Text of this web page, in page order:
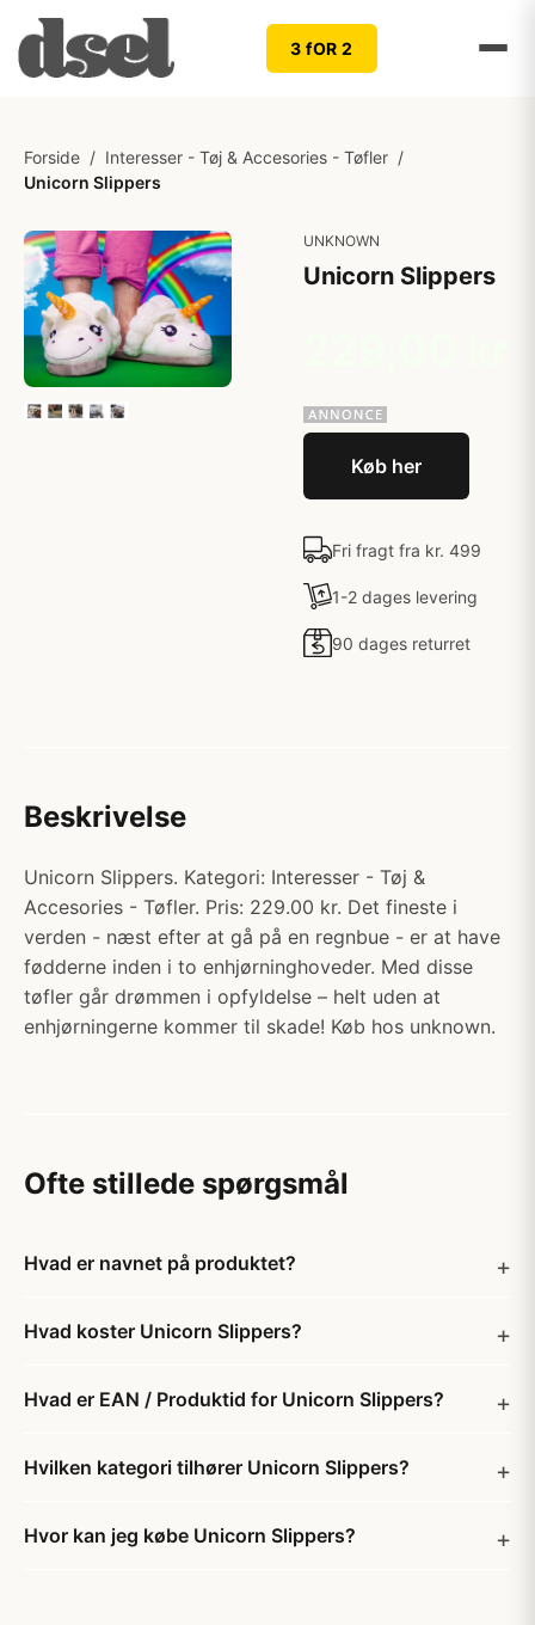
3 fOR 2
Forside / Interesser - Tøj & Accesories - Tøfler /
Unicorn Slippers
UNKNOWN
Unicorn Slippers
Køb her
Fri fragt fra kr. 499
1-2 dages levering
90 dages returret
Beskrivelse
Unicorn Slippers. Kategori: Interesser - Tøj &
Accesories - Tøfler. Pris: 229.00 kr. Det fineste i
verden - næst efter at gå på en regnbue - er at have
fødderne inden i to enhjørninghoveder. Med disse
tøfler går drømmen i opfyldelse – helt uden at
enhjørningerne kommer til skade! Køb hos unknown.
Ofte stillede spørgsmål
Hvad er navnet på produktet?
Hvad koster Unicorn Slippers?
Hvad er EAN / Produktid for Unicorn Slippers?
Hvilken kategori tilhører Unicorn Slippers?
Hvor kan jeg købe Unicorn Slippers?